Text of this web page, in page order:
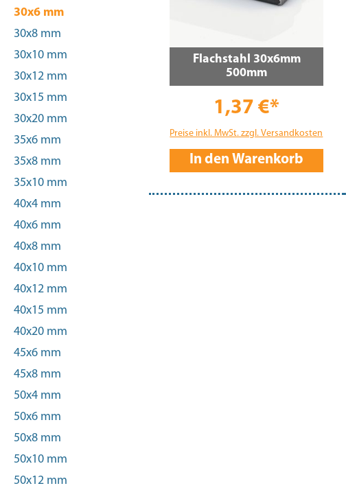
30x6 mm
30x8 mm
30x10 mm
30x12 mm
30x15 mm
30x20 mm
35x6 mm
35x8 mm
35x10 mm
40x4 mm
40x6 mm
40x8 mm
40x10 mm
40x12 mm
40x15 mm
40x20 mm
45x6 mm
45x8 mm
50x4 mm
50x6 mm
50x8 mm
50x10 mm
50x12 mm
Flachstahl 30x6mm
500mm
1,37 €*
Preise inkl. MwSt. zzgl. Versandkosten
In den Warenkorb